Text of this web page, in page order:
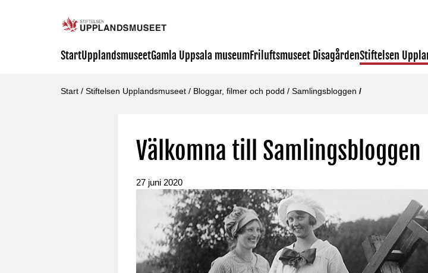
StartUpplandsmuseetGamla Uppsala museumFriluftsmuseet DisagårdenStiftelsen
Start / Stiftelsen Upplandsmuseet / Bloggar, filmer och podd / Samlingsbloggen /
Välkomna till Samlingsbloggen
27 juni 2020